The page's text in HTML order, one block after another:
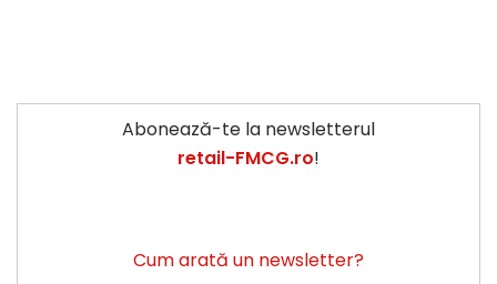
Abonează-te la newsletterul
retail-FMCG.ro!
Cum arată un newsletter?